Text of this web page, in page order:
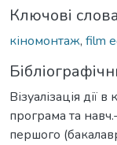
Ключові слова
кіномонтаж, film
Візуалізація дії
програма та
першого